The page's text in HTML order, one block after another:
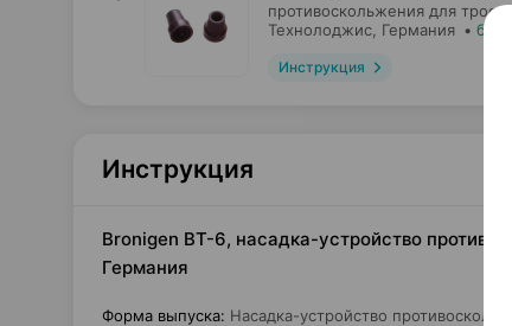
противоскольжения для
Технолоджис , Германия • без
Инструкция
Инструкция
Bronigen ВТ-6, насадка-устройство
Германия
Форма выпуска: Насадка-устройство